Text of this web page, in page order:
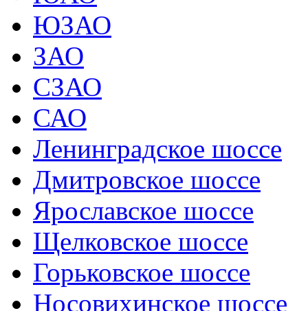
ЮЗАО
ЗАО
СЗАО
САО
Ленинградское шоссе
Дмитровское шоссе
Ярославское шоссе
Щелковское шоссе
Горьковское шоссе
Носовихинское шоссе